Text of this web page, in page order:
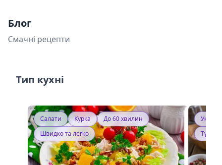
Блог
Смачні рецепти
Тип кухні
Салати Курка
До 60 хвилин
Швидко та легко